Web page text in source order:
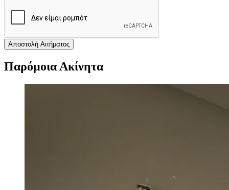
Αποστολή Αιτήματος
Παρόμοια Ακίνητα